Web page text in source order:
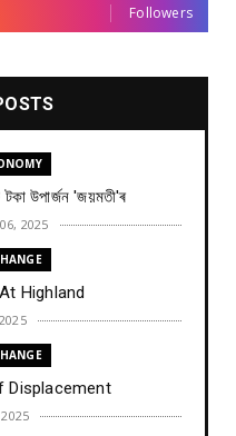
Followers
টকা উপার্জন 'জয়মতী'ৰ
2025
Highland
Displacement